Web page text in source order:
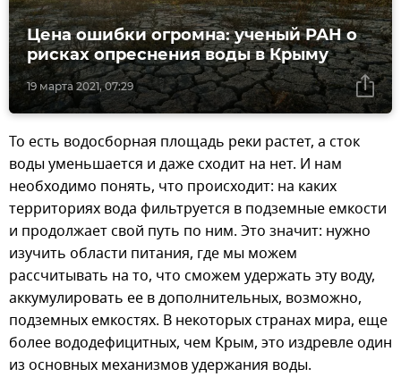
19 марта 2021, 07:29
Цена ошибки огромна: ученый РАН о
рисках опреснения воды в Крыму
То есть водосборная площадь реки растет, а сток
воды уменьшается и даже сходит на нет. И нам
необходимо понять, что происходит: на каких
территориях вода фильтруется в подземные емкости
и продолжает свой путь по ним. Это значит: нужно
изучить области питания, где мы можем
рассчитывать на то, что сможем удержать эту воду,
аккумулировать ее в дополнительных, возможно,
подземных емкостях. В некоторых странах мира, еще
более вододефицитных, чем Крым, это издревле один
из основных механизмов удержания воды.